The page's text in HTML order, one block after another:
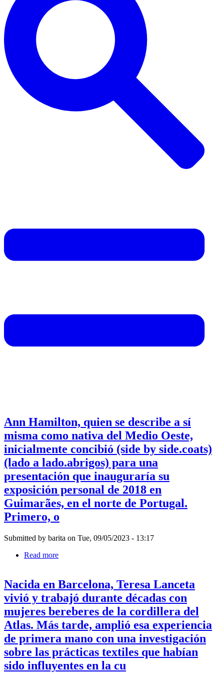
Ann Hamilton, quien se describe a sí
misma como nativa del Medio Oeste,
inicialmente concibió (side by side.coats)
(lado a lado.abrigos) para una
presentación que inauguraría su
exposición personal de 2018 en
Guimarães, en el norte de Portugal.
Primero, o
Submitted by barita on Tue, 09/05/2023 - 13:17
Read more
quien
se
describe
a
sí
misma
como
nativa
del
Medio
Oeste,
Nacida en Barcelona, Teresa Lanceta
vivió y trabajó durante décadas con
mujeres bereberes de la cordillera del
Atlas. Más tarde, amplió esa experiencia
de primera mano con una investigación
sobre las prácticas textiles que habían
sido influyentes en la cu